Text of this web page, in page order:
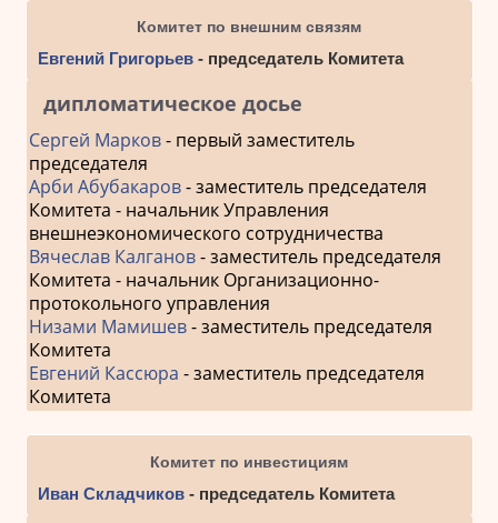
Комитет по внешним связям
Евгений Григорьев- председатель Комитета
дипломатическое досье
Сергей Марков- первый заместитель
председателя
Арби Абубакаров- заместитель председателя
Комитета - начальник Управления
внешнеэкономического сотрудничества
Вячеслав Калганов- заместитель председателя
Комитета - начальник Организационно-
протокольного управления
Низами Мамишев- заместитель председателя
Комитета
Евгений Кассюра - заместитель председателя
Комитета
Комитет по инвестициям
Иван Складчиков- председатель Комитета